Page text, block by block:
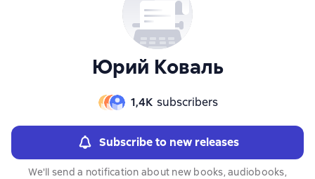
Юрий Коваль
1,4К subscribers
Subscribe to new releases
We'll send a notification about new books, audiobooks,